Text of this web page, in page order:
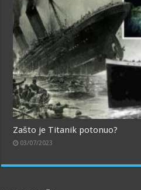
Zašto je Titanik potonuo?
03/07/2023